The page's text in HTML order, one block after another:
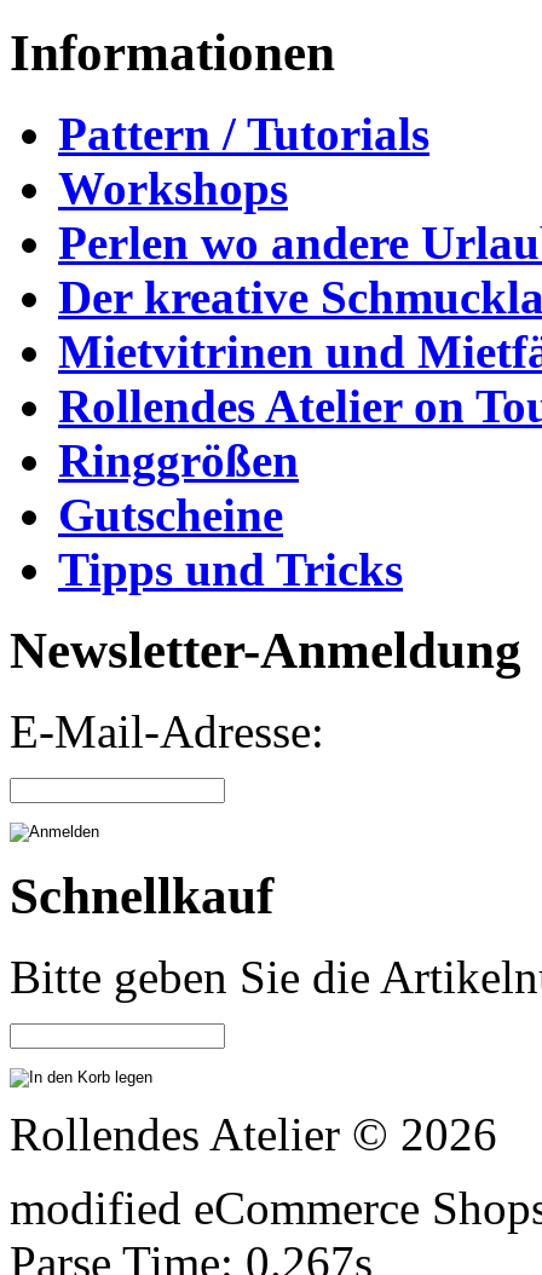
Informationen
Pattern / Tutorials
Workshops
Perlen wo andere
Der kreative
Mietvitrinen und
Rollendes Atelier on
Ringgrößen
Gutscheine
Tipps und Tricks
Newsletter-Anmeldung
E-Mail-Adresse:
Schnellkauf
Bitte geben Sie die
Rollendes Atelier © 2026
modified eCommerce
Parse Time: 0.267s